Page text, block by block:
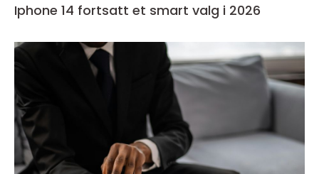
Iphone 14 fortsatt et smart valg i 2026